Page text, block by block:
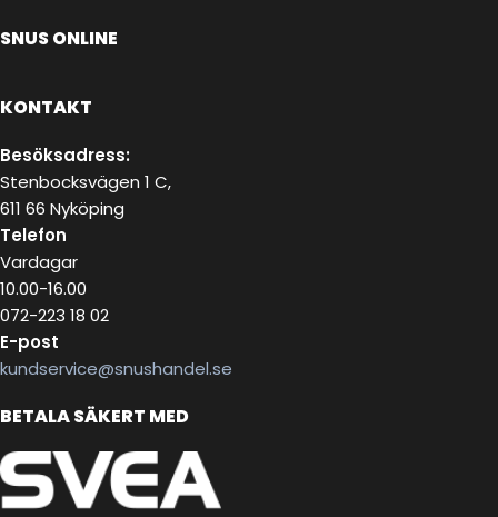
SNUS ONLINE
KONTAKT
Besöksadress:
Stenbocksvägen 1 C,
611 66 Nyköping
Telefon
Vardagar
10.00-16.00
072-223 18 02
E-post
kundservice@snushandel.se
BETALA SÄKERT MED